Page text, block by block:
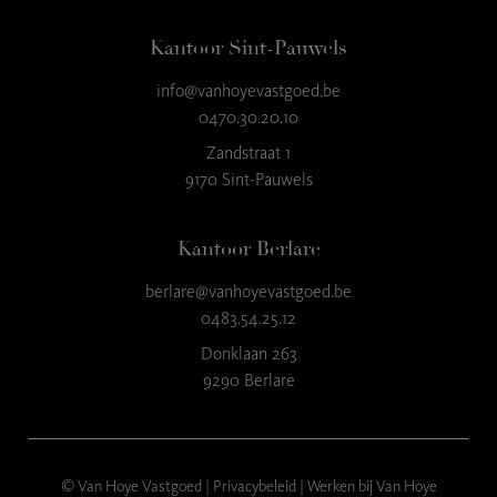
Kantoor Sint-Pauwels
info@vanhoyevastgoed.be
0470.30.20.10
Zandstraat 1
9170 Sint-Pauwels
Kantoor Berlare
berlare@vanhoyevastgoed.be
0483.54.25.12
Donklaan 263
9290 Berlare
© Van Hoye Vastgoed | Privacybeleid| Werken bij Van Hoye